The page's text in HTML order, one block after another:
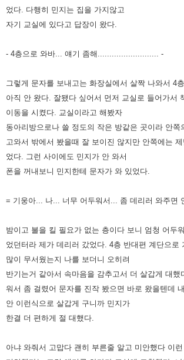
었다. 다행히 민지는 집을 가지않고
자기 교실에 있다고 답장이 왔다.
- 4층으로 와바... 얘기 좀해.......................... -
그렇게 문자를 보내고는 화장실에서 살짝 나와서 4
아직 안 왔다. 잘됐다 싶어서 먼저 교실로 들어가서
이동을 시켰다. 교실이라고 해봤자
동아리방으로나 쓸 정도의 작은 방같은 곳이라 안쪽
고와서 밖에서 봤을때 잘 보이진 않지만 안쪽에는
었다. 그런 사이에도 민지가 안 와서
폰을 꺼내보니 민지한테 문자가 와 있었다.
= 기웅아... 나... 너무 어두워서... 좀 데리러 와주면
밤이고 불을 킬 필요가 없는 층이다 보니 엄청 어두
었던터라 제가 데리러 갔었다. 4층 반대편 계단으로
많이 무서웠는지 나를 보더니 오히려
반기는거 같아서 속마음을 감추고서 더 살갑게 대했
워서 좀 걸렸어 문자를 진작 봤으면 바로 왔을텐데
안 이런식으로 살갑게 구니까 민지가
한결 더 편하게 절 대했다.
아냐 와줘서 고맙다 괜히 부른줄 알고 미안했다 이